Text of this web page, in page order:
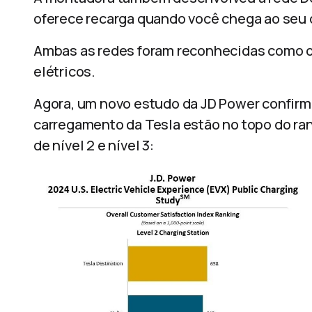
oferece recarga quando você chega ao
Ambas as redes foram reconhecidas
elétricos.
Agora, um novo estudo da JD Power
carregamento da Tesla estão no topo do
de nível 2 e nível 3: